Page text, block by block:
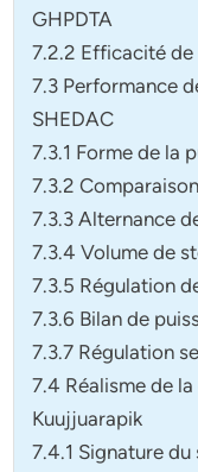
GHPDTA
7.2.2 Efficacité de
7.3 Performance
SHEDAC
7.3.1 Forme de la
7.3.2
7.3.3 Alternance
7.3.4 Volume de
7.3.5 Régulation
7.3.6 Bilan de
7.3.7 Régulation
7.4 Réalisme de
Kuujjuarapik
7.4.1 Signature